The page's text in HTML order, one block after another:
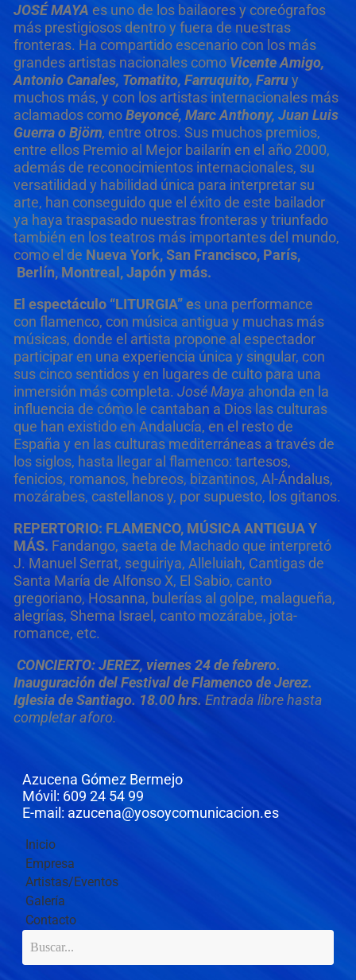
JOSÉ MAYA es uno de los bailaores y coreógrafos
más prestigiosos dentro y fuera de nuestras
fronteras. Ha compartido escenario con los más
grandes artistas nacionales como Vicente Amigo,
Antonio Canales, Tomatito, Farruquito, Farruy
muchos más, y con los artistas internacionales más
aclamados comoBeyoncé, Marc Anthony, Juan Luis
Guerra o Björn, entre otros. Sus muchos premios,
entre ellos Premio al Mejor bailarín en el año 2000,
además de reconocimientos internacionales, su
versatilidad y habilidad única para interpretar su
arte, han conseguido que el éxito de este bailador
ya haya traspasado nuestras fronteras y triunfado
también en los teatros más importantes del mundo,
como el de Nueva York, San Francisco, París,
Berlín, Montreal, Japón y más.
El espectáculo “LITURGIA” es una performance
con flamenco, con música antigua y muchas más
músicas, donde el artista propone al espectador
participar en una experiencia única y singular, con
sus cinco sentidos y en lugares de culto para una
inmersión más completa. José Maya ahonda en la
influencia de cómo le cantaban a Dios las culturas
que han existido en Andalucía, en el resto de
España y en las culturas mediterráneas a través de
los siglos, hasta llegar al flamenco: tartesos,
fenicios, romanos, hebreos, bizantinos, Al-Ándalus,
mozárabes, castellanos y, por supuesto, los gitanos.
REPERTORIO: FLAMENCO, MÚSICA ANTIGUA Y
MÁS. Fandango, saeta de Machado que interpretó
J. Manuel Serrat, seguiriya, Alleluiah, Cantigas de
Santa María de Alfonso X, El Sabio, canto
gregoriano, Hosanna, bulerías al golpe, malagueña,
alegrías, Shema Israel, canto mozárabe, jota-
romance, etc.
CONCIERTO: JEREZ, viernes 24 de febrero.
Inauguración delFestival de Flamenco de Jerez.
Iglesia de Santiago. 18.00 hrs. Entrada libre hasta
completar aforo.
Azucena Gómez Bermejo
Móvil: 609 24 54 99
E-mail: azucena@yosoycomunicacion.es
Inicio
Empresa
Artistas/Eventos
Galería
Contacto